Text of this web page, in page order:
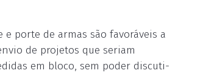
porte de armas são favoráveis a
de projetos que seriam
em bloco, sem poder discuti-